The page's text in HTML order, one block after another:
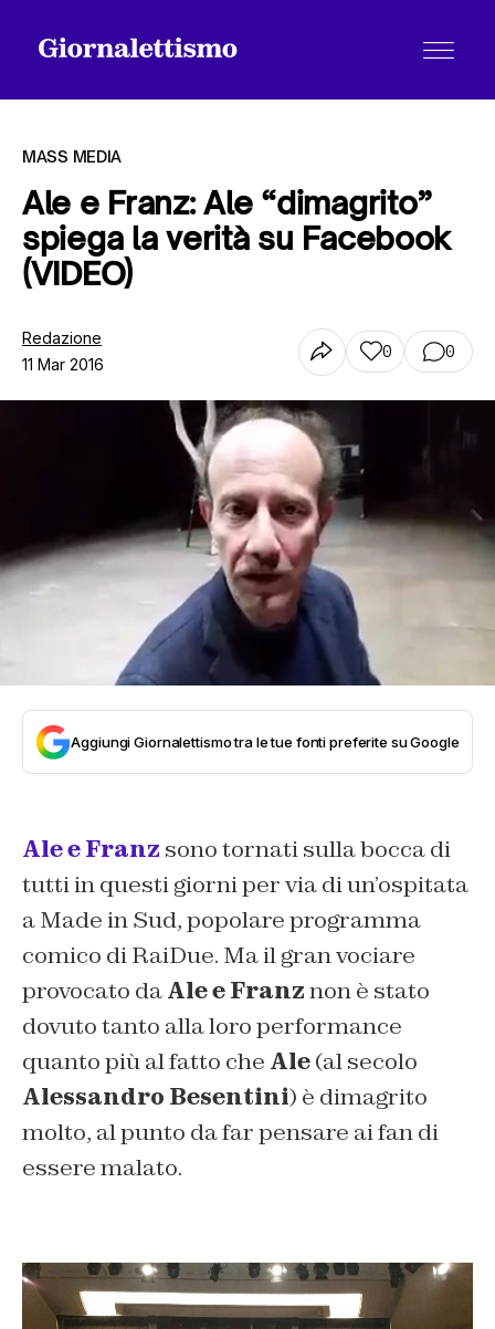
Tutti gli articoli
Chi siamo
MASS MEDIA
Ale e Franz: Ale “dimagrito”
spiega la verità su Facebook
(VIDEO)
Redazione
11 Mar 2016
0 0
Aggiungi Giornalettismo tra le tue fonti preferite su Google
Ale e Franz sono tornati sulla bocca di
tutti in questi giorni per via di un’ospitata
a Made in Sud, popolare programma
comico di RaiDue. Ma il gran vociare
provocato daAle e Franznon è stato
dovuto tanto alla loro performance
quanto più al fatto che Ale(al secolo
Alessandro Besentini) è dimagrito
molto, al punto da far pensare ai fan di
essere malato.